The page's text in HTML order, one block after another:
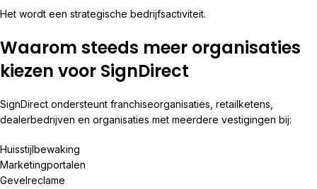
Het wordt een strategische bedrijfsactiviteit.
Waarom steeds meer organisaties
kiezen voor SignDirect
SignDirect ondersteunt franchiseorganisaties, retailketens,
dealerbedrijven en organisaties met meerdere vestigingen bij:
Huisstijlbewaking
Marketingportalen
Gevelreclame